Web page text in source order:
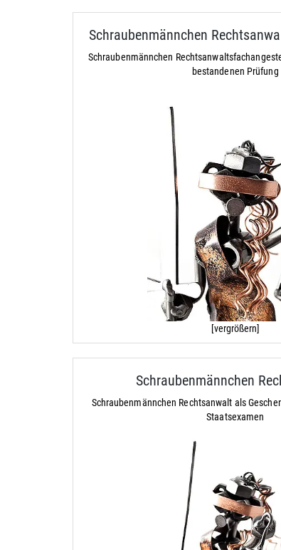
Schraubenmännchen
Schraubenmännchen
bestandenen Prüfung
[vergrößern]
Schraubenmännchen
Schraubenmännchen Rechtsanwalt als
Staatsexamen